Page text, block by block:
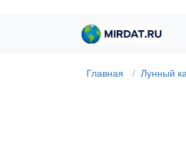
Главная Лунный